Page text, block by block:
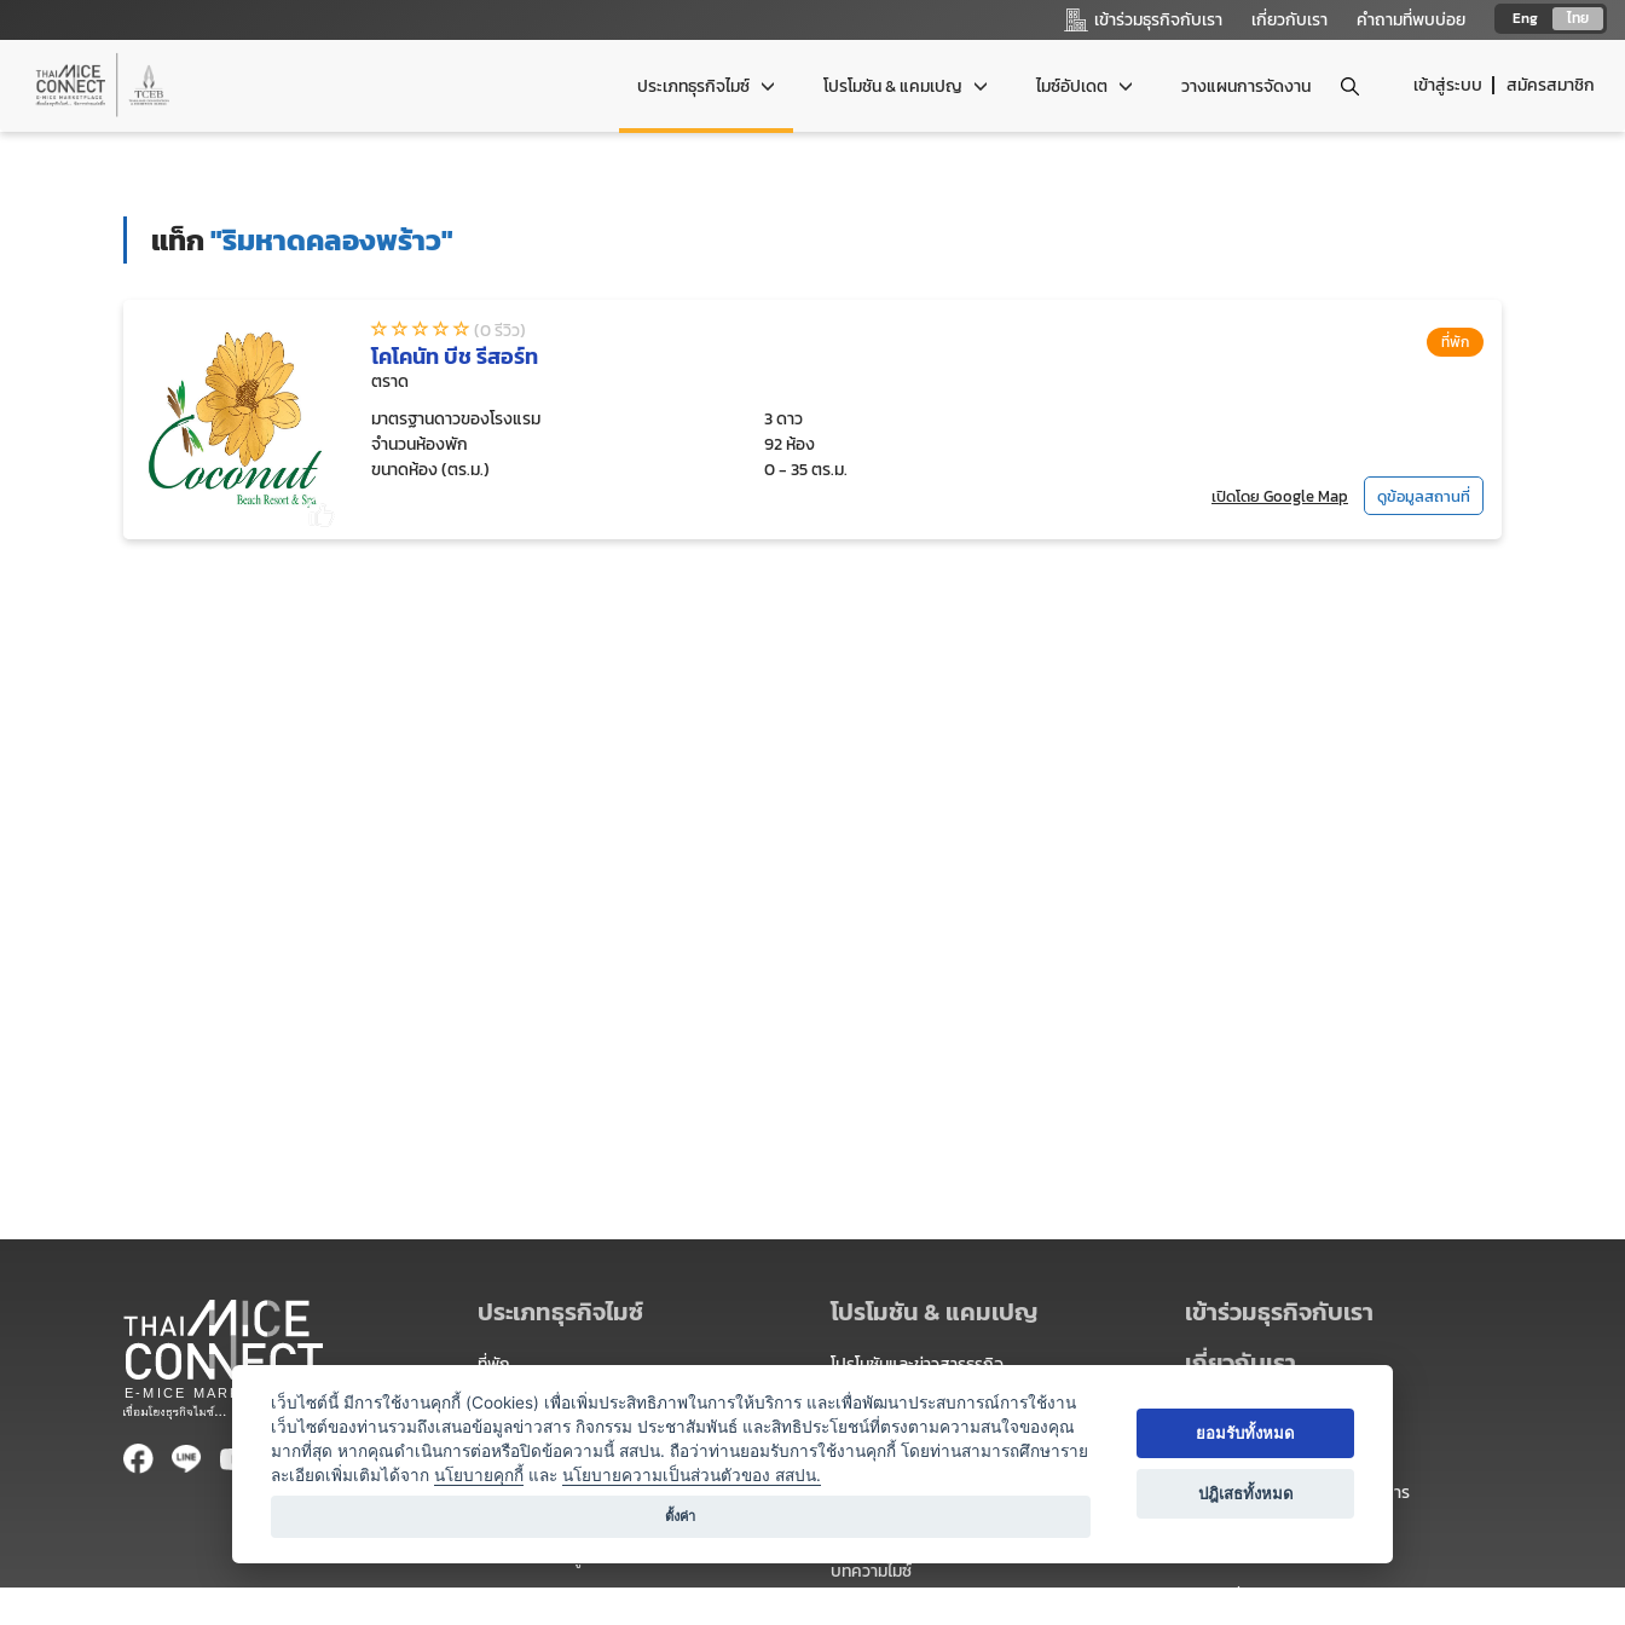
Eng ไทย
เข้าร่วมธุรกิจกับเรา เกี่ยวกับเรา คำถามที่พบบ่อย
เข้าสู่ระบบ สมัครสมาชิก
ประเภทธุรกิจไมซ์ โปรโมชัน & แคมเปญ ไมซ์อัปเดต วางแผนการจัดงาน
แท็ก"ริมหาดคลองพร้าว"
(0 รีวิว)
โคโคนัท บีช รีสอร์ท
ตราด
ที่พัก
มาตรฐานดาวของโรงแรม
3 ดาว
จำนวนห้องพัก
92 ห้อง
ขนาดห้อง (ตร.ม.)
0 - 35 ตร.ม.
เปิดโดย Google Map ดูข้อมูลสถานที่
ประเภทธุรกิจไมซ์
ที่พัก
สถานที่จัดงาน
ท่องเที่ยว / นำเที่ยว
ออแกไนเซอร์
บริการสำหรับผู้จัดงาน
โปรโมชัน & แคมเปญ
โปรโมชันและข่าวสารธุรกิจ
แพ็กเกจ
แคมเปญ
บทความไมซ์
เข้าร่วมธุรกิจกับเรา
เกี่ยวกับเรา
เกี่ยวกับ Thai MICE Connect
นโยบายความเป็นส่วนตัว
ข้อตกลง และเงื่อนไขการใช้บริการ
เว็บไซต์นี้ มีการใช้งานคุกกี้ (Cookies) เพื่อเพิ่มประสิทธิภาพในการให้บริการ และเพื่อพัฒนาประสบการณ์การใช้งาน
เว็บไซต์ของท่านรวมถึงเสนอข้อมูลข่าวสาร กิจกรรม ประชาสัมพันธ์ และสิทธิประโยชน์ที่ตรงตามความสนใจของคุณ
มากที่สุด หากคุณดำเนินการต่อหรือปิดข้อความนี้ สสปน. ถือว่าท่านยอมรับการใช้งานคุกกี้ โดยท่านสามารถศึกษาราย
ละเอียดเพิ่มเติมได้จาก นโยบายคุกกี้ และ นโยบายความเป็นส่วนตัวของ สสปน.
ตั้งค่า
ยอมรับทั้งหมด
ปฎิเสธทั้งหมด